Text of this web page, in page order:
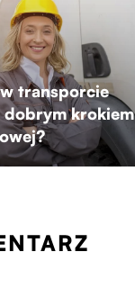
transporcie
krokiem